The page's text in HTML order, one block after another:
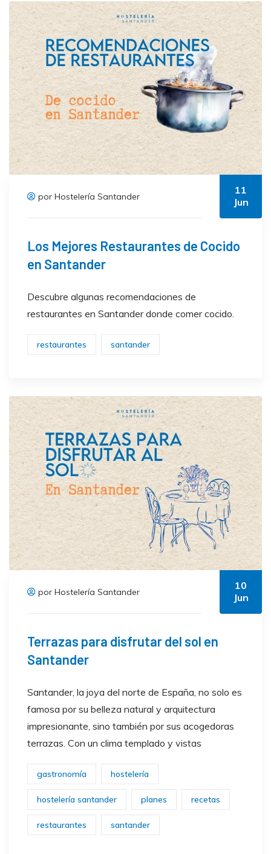
por Hostelería Santander
11
Jun
Los Mejores Restaurantes de Cocido
en Santander
Descubre algunas recomendaciones de
restaurantes en Santander donde comer cocido.
restaurantes santander
por Hostelería Santander
10
Jun
Terrazas para disfrutar del sol en
Santander
Santander, la joya del norte de España, no solo es
famosa por su belleza natural y arquitectura
impresionante, sino también por sus acogedoras
terrazas. Con un clima templado y vistas
gastronomía hostelería
hostelería santander planes recetas
restaurantes santander